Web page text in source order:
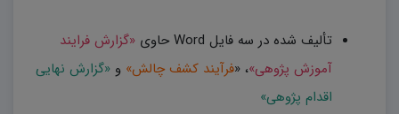
تألیف شده در سه فایل Word حاوی
«گزارش فرایند
آموزش پژوهی»، «فرآیند کشف چالش» و «گزارش نهایی
اقدام پژوهی»